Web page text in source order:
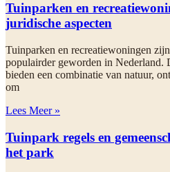
Tuinparken en
juridische aspecten
Tuinparken en recreatiewoningen
populairder geworden in Nederland.
bieden een combinatie van natuur,
om
Lees Meer »
Tuinpark regels en
het park